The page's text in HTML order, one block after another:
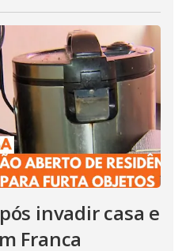
invadir casa e
Franca